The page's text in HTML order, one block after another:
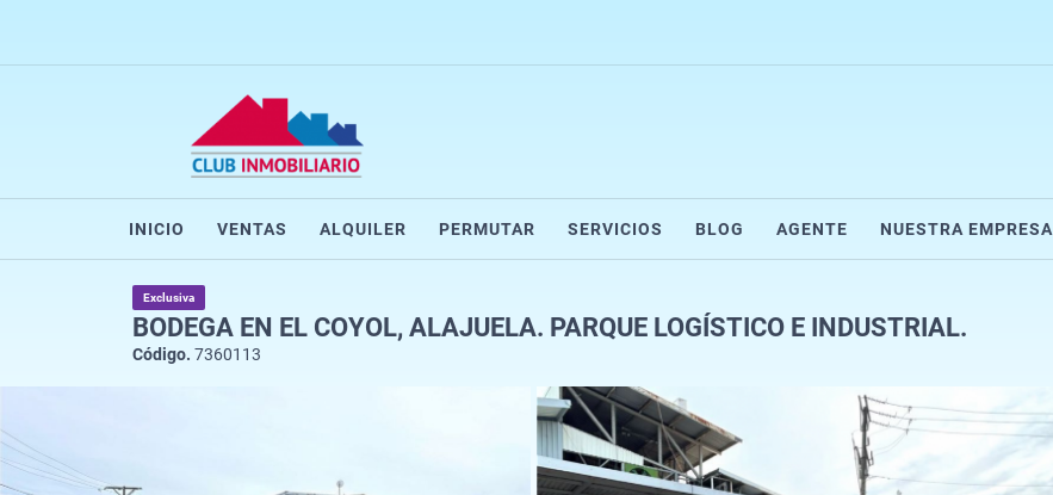
INICIO VENTAS ALQUILER PERMUTAR SERVICIOS BLOG AGENTE NUESTRA EMPRESA
Exclusiva
BODEGA EN EL COYOL, ALAJUELA. PARQUE LOGÍSTICO E INDUSTRIAL.
Código. 7360113